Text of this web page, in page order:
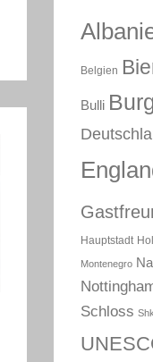
Belgien
Bulli
Hauptstadt
Montenegro
Schloss